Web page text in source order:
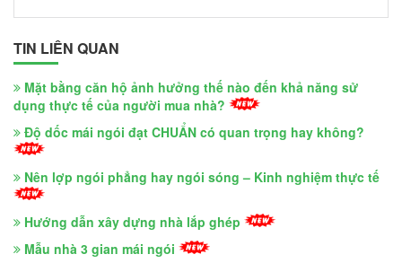
TIN LIÊN QUAN
Mặt bằng căn hộ ảnh hưởng thế nào đến khả năng sử
dụng thực tế của người mua nhà?
Độ dốc mái ngói đạt CHUẨN có quan trọng hay không?
Nên lợp ngói phẳng hay ngói sóng – Kinh nghiệm thực tế
Hướng dẫn xây dựng nhà lắp ghép
Mẫu nhà 3 gian mái ngói